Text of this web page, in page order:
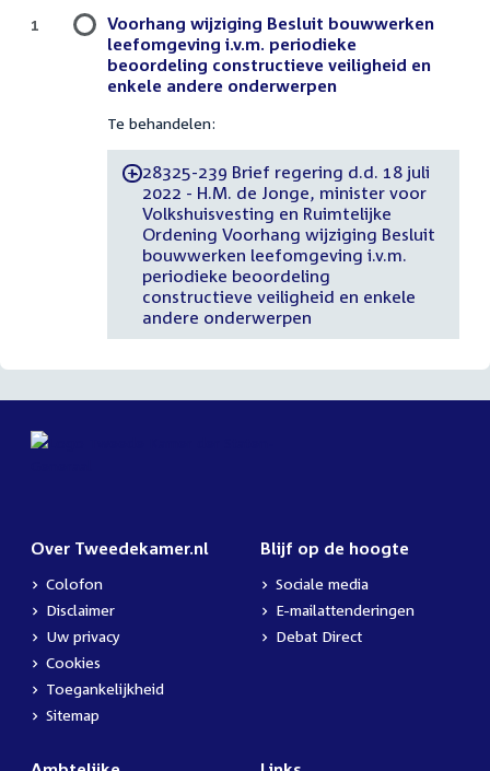
Voorhang wijziging Besluit bouwwerken
leefomgeving i.v.m. periodieke
beoordeling constructieve veiligheid en
enkele andere onderwerpen
Te behandelen:
-28325-239 Brief regering d.d. 18 juli
2022 - H.M. de Jonge, minister voor
Volkshuisvesting en Ruimtelijke
Ordening Voorhang wijziging Besluit
bouwwerken leefomgeving i.v.m.
periodieke beoordeling
constructieve veiligheid en enkele
andere onderwerpen
1
Over Tweedekamer.nl
Colofon
Disclaimer
Uw privacy
Cookies
Toegankelijkheid
Sitemap
Blijf op de hoogte
Sociale media
E-mailattenderingen
Debat Direct